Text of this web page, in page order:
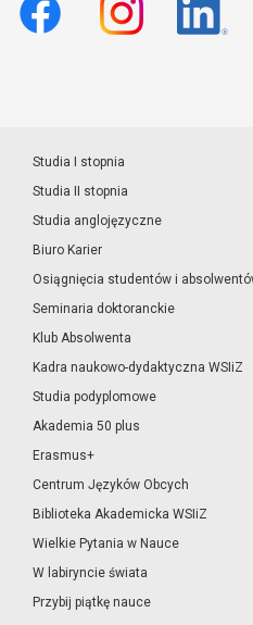
Studia I stopnia
Studia II stopnia
Studia anglojęzyczne
Biuro Karier
Osiągnięcia studentów i
Seminaria doktoranckie
Klub Absolwenta
Kadra naukowo-dydaktyczna WSIiZ
Studia podyplomowe
Akademia 50 plus
Erasmus+
Centrum Języków Obcych
Biblioteka Akademicka WSIiZ
Wielkie Pytania w Nauce
W labiryncie świata
Przybij piątkę nauce